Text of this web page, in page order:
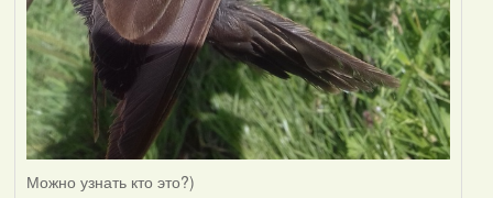
Можно узнать кто это?)